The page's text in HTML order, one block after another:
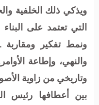
ويذكي ذلك الخلفية
التي تعتمد على
ونمط تفكير
والنهي، وإطاعة
وتاريخي من زاوية
بين أعطافها رئيس